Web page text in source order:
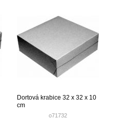
Dortová krabice 32 x 32 x 10
cm
o71732